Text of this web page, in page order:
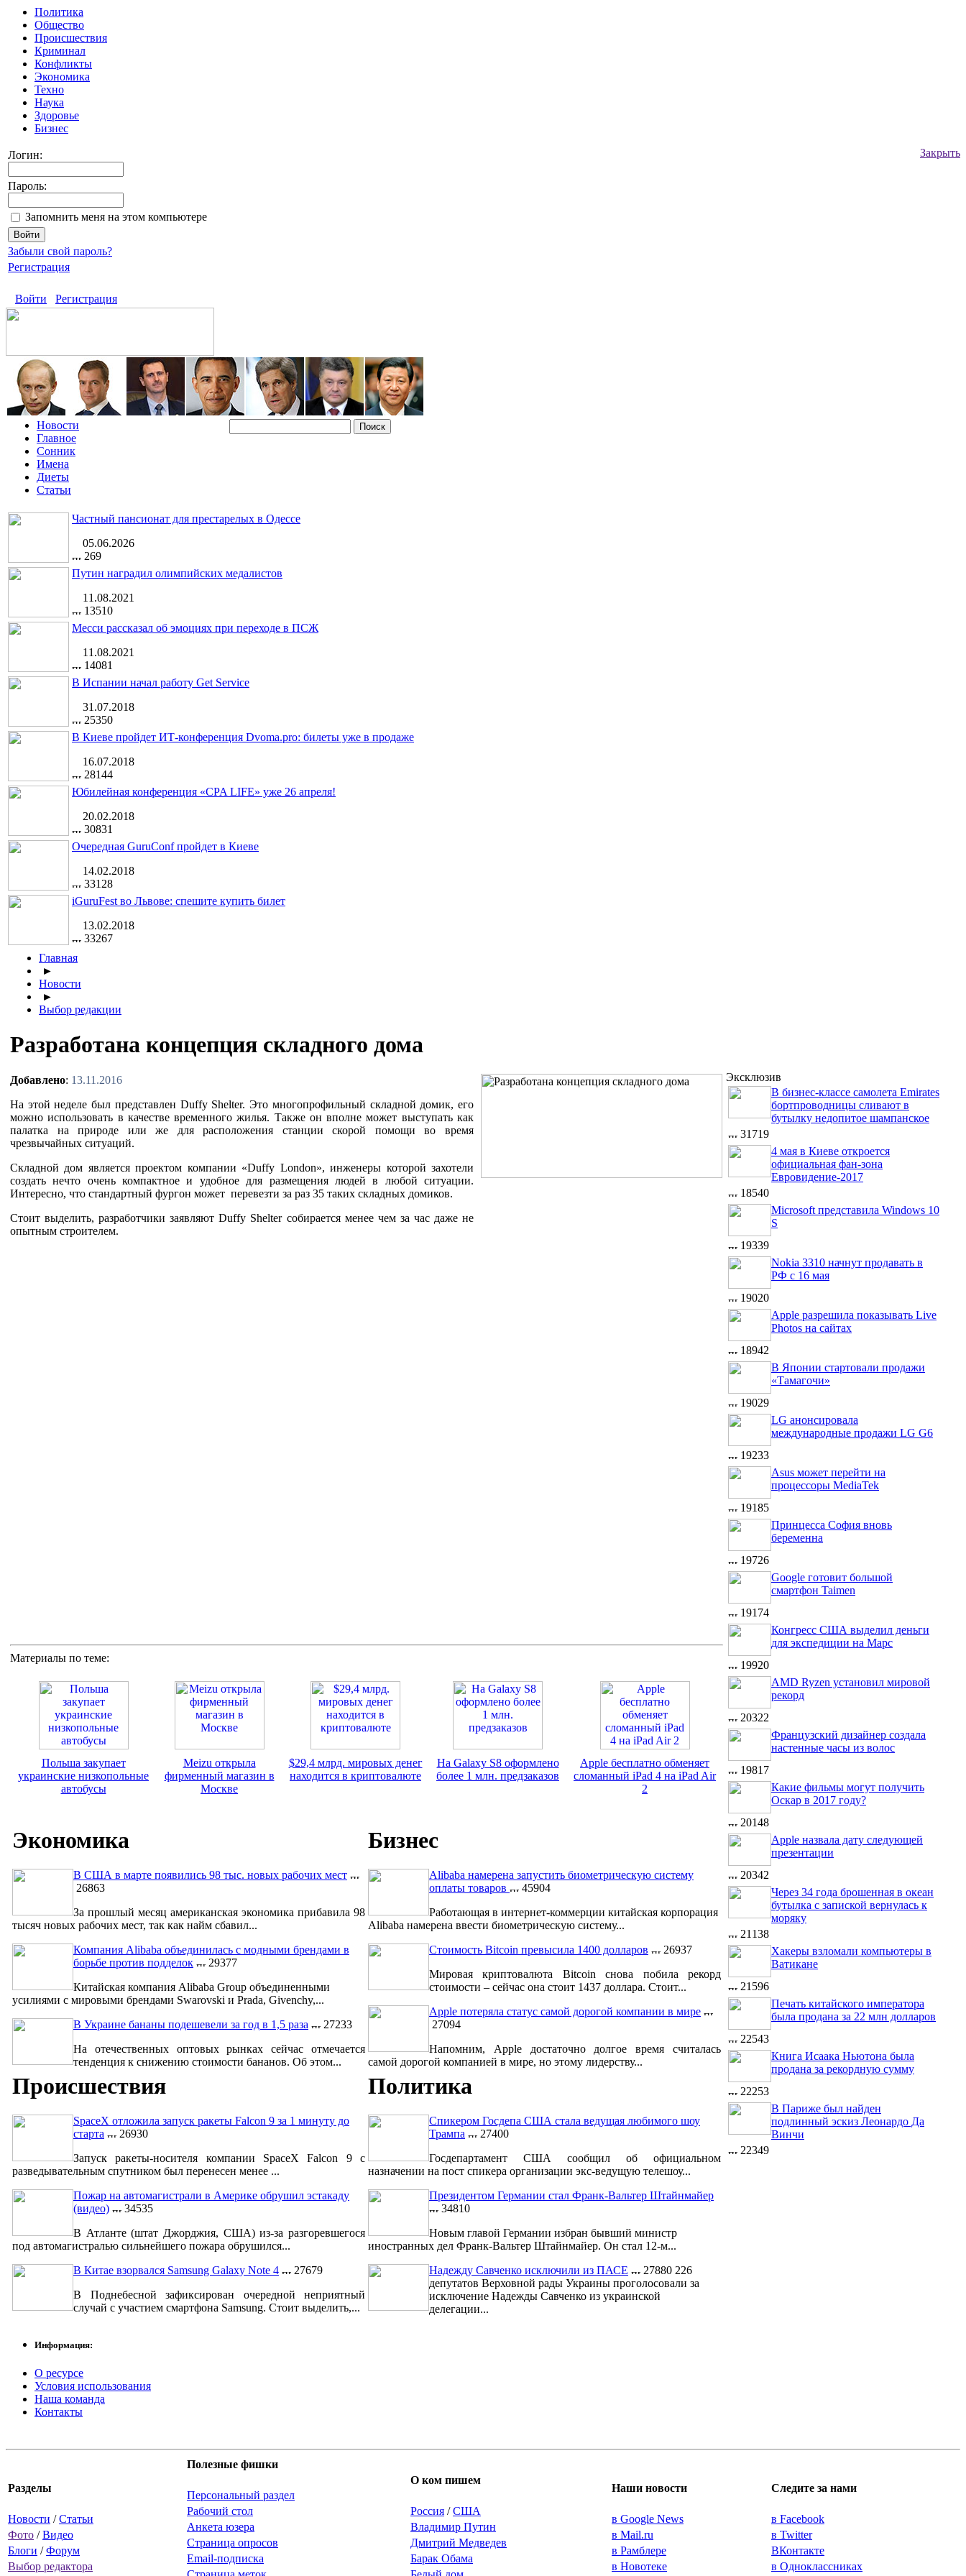
Политика
Общество
Происшествия
Криминал
Конфликты
Экономика
Техно
Наука
Здоровье
Бизнес
Закрыть
Логин:
Пароль:
Запомнить меня на этом компьютере
Забыли свой пароль?
Регистрация
Войти Регистрация
Новости
Главное
Сонник
Имена
Диеты
Статьи
Частный пансионат для престарелых в Одессе
05.06.2026
269
Путин наградил олимпийских медалистов
11.08.2021
13510
Месси рассказал об эмоциях при переходе в ПСЖ
11.08.2021
14081
В Испании начал работу Get Service
31.07.2018
25350
В Киеве пройдет ИТ-конференция Dvoma.pro: билеты уже в продаже
16.07.2018
28144
Юбилейная конференция «CPA LIFE» уже 26 апреля!
20.02.2018
30831
Очередная GuruConf пройдет в Киеве
14.02.2018
33128
iGuruFest во Львове: спешите купить билет
13.02.2018
33267
Главная
►
Новости
►
Выбор редакции
Разработана концепция складного дома
Добавлено: 13.11.2016
На этой неделе был представлен Duffy Shelter. Это многопрофильный складной домик, его
можно использовать в качестве временного жилья. Также он вполне может выступать как
палатка на природе или же для расположения станции скорой помощи во время
чрезвычайных ситуаций.
Складной дом является проектом компании «Duffy London», инженеры которой захотели
создать нечто очень компактное и удобное для размещения людей в любой ситуации.
Интересно, что стандартный фургон может перевезти за раз 35 таких складных домиков.
Стоит выделить, разработчики заявляют Duffy Shelter собирается менее чем за час даже не
опытным строителем.
Материалы по теме:
Польша закупает
украинские низкопольные
автобусы
Meizu открыла
фирменный магазин в
Москве
$29,4 млрд. мировых денег
находится в криптовалюте
На Galaxy S8 оформлено
более 1 млн. предзаказов
Apple бесплатно обменяет
сломанный iPad 4 на iPad Air
2
Экономика
В США в марте появились 98 тыс. новых рабочих мест
26863
За прошлый месяц американская экономика прибавила 98
тысяч новых рабочих мест, так как найм сбавил...
Компания Alibaba объединилась с модными брендами в
борьбе против подделок
29377
Китайская компания Alibaba Group объединенными
усилиями с мировыми брендами Swarovski и Prada, Givenchy,...
В Украине бананы подешевели за год в 1,5 раза
27233
На отечественных оптовых рынках сейчас отмечается
тенденция к снижению стоимости бананов. Об этом...
Бизнес
Alibaba намерена запустить биометрическую систему
оплаты товаров
45904
Работающая в интернет-коммерции китайская корпорация
Alibaba намерена ввести биометрическую систему...
Стоимость Bitcoin превысила 1400 долларов
26937
Мировая криптовалюта Bitcoin снова побила рекорд
стоимости – сейчас она стоит 1437 доллара. Стоит...
Apple потеряла статус самой дорогой компании в мире
27094
Напомним, Apple достаточно долгое время считалась
самой дорогой компанией в мире, но этому лидерству...
Происшествия
SpaceX отложила запуск ракеты Falcon 9 за 1 минуту до
старта
26930
Запуск ракеты-носителя компании SpaceX Falcon 9 с
разведывательным спутником был перенесен менее ...
Пожар на автомагистрали в Америке обрушил эстакаду
(видео)
34535
В Атланте (штат Джорджия, США) из-за разгоревшегося
под автомагистралью сильнейшего пожара обрушился...
В Китае взорвался Samsung Galaxy Note 4
27679
В Поднебесной зафиксирован очередной неприятный
случай с участием смартфона Samsung. Стоит выделить,...
Политика
Спикером Госдепа США стала ведущая любимого шоу
Трампа
27400
Госдепартамент США сообщил об официальном
назначении на пост спикера организации экс-ведущую телешоу...
Президентом Германии стал Франк-Вальтер Штайнмайер
34810
Новым главой Германии избран бывший министр
иностранных дел Франк-Вальтер Штайнмайер. Он стал 12-м...
Надежду Савченко исключили из ПАСЕ
27880 226
депутатов Верховной рады Украины проголосовали за
исключение Надежды Савченко из украинской
делегации...
Эксклюзив
В бизнес-классе самолета Emirates
бортпроводницы сливают в
бутылку недопитое шампанское
31719
4 мая в Киеве откроется
официальная фан-зона
Евровидение-2017
18540
Microsoft представила Windows 10
S
19339
Nokia 3310 начнут продавать в
РФ с 16 мая
19020
Apple разрешила показывать Live
Photos на сайтах
18942
В Японии стартовали продажи
«Тамагочи»
19029
LG анонсировала
международные продажи LG G6
19233
Asus может перейти на
процессоры MediaTek
19185
Принцесса София вновь
беременна
19726
Google готовит большой
смартфон Taimen
19174
Конгресс США выделил деньги
для экспедиции на Марс
19920
AMD Ryzen установил мировой
рекорд
20322
Французский дизайнер создала
настенные часы из волос
19817
Какие фильмы могут получить
Оскар в 2017 году?
20148
Apple назвала дату следующей
презентации
20342
Через 34 года брошенная в океан
бутылка с запиской вернулась к
моряку
21138
Хакеры взломали компьютеры в
Ватикане
21596
Печать китайского императора
была продана за 22 млн долларов
22543
Книга Исаака Ньютона была
продана за рекордную сумму
22253
В Париже был найден
подлинный эскиз Леонардо Да
Винчи
22349
Информация:
О ресурсе
Условия использования
Наша команда
Контакты
Разделы
Новости /Статьи
Фото /Видео
Блоги /Форум
Выбор редактора
Полезные фишки
Персональный раздел
Рабочий стол
Анкета юзера
Страница опросов
Email-подписка
О ком пишем
Россия /США
Владимир Путин
Дмитрий Медведев
Барак Обама
Наши новости
в Google News
в Mail.ru
в Рамблере
в Новотеке
Следите за нами
в Facebook
в Twitter
ВКонтакте
в Одноклассниках